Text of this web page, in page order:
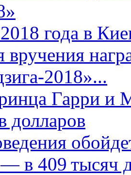
года в
вручения
2018»...
Гарри и
долларов
в 409 тысяч